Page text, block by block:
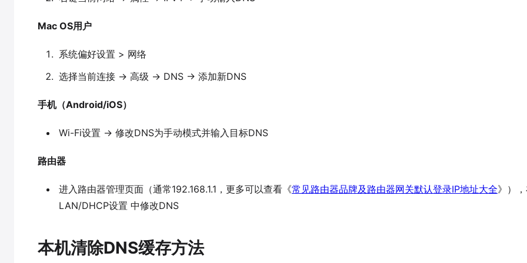
Mac OS用户
系统偏好设置 > 网络
选择当前连接 → 高级 → DNS → 添加新DNS
手机（Android/iOS）
Wi-Fi设置 → 修改DNS为手动模式并输入目标DNS
路由器
进入路由器管理页面（通常192.168.1.1，更多可以查看《常见路由器品牌及路由器网关默认登录IP地址大全》）
LAN/DHCP设置 中修改DNS
本机清除DNS缓存方法